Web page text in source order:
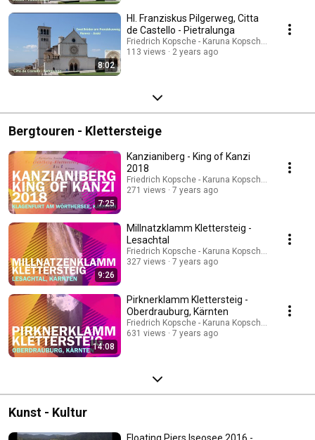
8:02
Hl. Franziskus Pilgerweg, Citta
de Castello - Pietralunga
Friedrich Kopsche - Karuna Kopsche-Tazoll
113 views
2 years ago
Bergtouren - Klettersteige
7:25
Kanzianiberg - King of Kanzi
2018
Friedrich Kopsche - Karuna Kopsche-Tazoll
271 views
7 years ago
9:26
Millnatzklamm Klettersteig -
Lesachtal
Friedrich Kopsche - Karuna Kopsche-Tazoll
327 views
7 years ago
14:08
Pirknerklamm Klettersteig -
Oberdrauburg, Kärnten
Friedrich Kopsche - Karuna Kopsche-Tazoll
631 views
7 years ago
Kunst - Kultur